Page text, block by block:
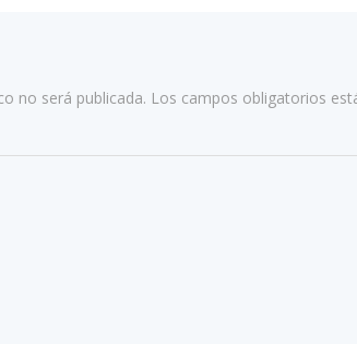
no será publicada. Los campos obligatorios